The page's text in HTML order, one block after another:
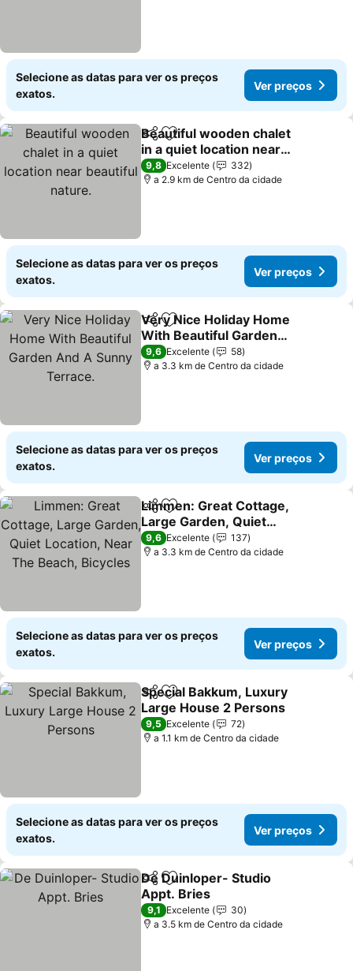
Selecione as datas para ver os preços
exatos.
Ver preços
PartilharAdicionar aos favoritos
Beautiful wooden chalet
in a quiet location near
beautiful nature.
Ver preços
9,8 Excelente
332
a 2.9 km de Centro da cidade
Selecione as datas para ver os preços
exatos.
Ver preços
PartilharAdicionar aos favoritos
Very Nice Holiday Home
With Beautiful Garden
And A Sunny Terrace.
Ver preços
9,6 Excelente
58
a 3.3 km de Centro da cidade
Selecione as datas para ver os preços
exatos.
Ver preços
PartilharAdicionar aos favoritos
Limmen: Great Cottage,
Large Garden, Quiet
Location, Near The
Beach, Bicycles
Ver preços
9,6 Excelente
137
a 3.3 km de Centro da cidade
Selecione as datas para ver os preços
exatos.
Ver preços
PartilharAdicionar aos favoritos
Special Bakkum, Luxury
Large House 2 Persons
Ver preços
9,5 Excelente
72
a 1.1 km de Centro da cidade
Selecione as datas para ver os preços
exatos.
Ver preços
PartilharAdicionar aos favoritos
De Duinloper- Studio
Appt. Bries
Ver preços
9,1 Excelente
30
a 3.5 km de Centro da cidade